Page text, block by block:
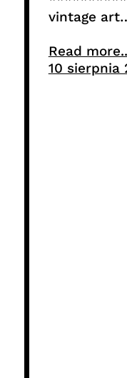
vintage
Read
10 sierpnia